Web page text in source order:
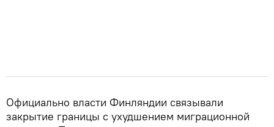
Официально власти Финляндии связывали
закрытие границы с ухудшением миграционной